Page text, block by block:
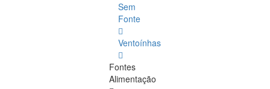
Sem
Fonte
Ventoínhas
Fontes
Alimentação